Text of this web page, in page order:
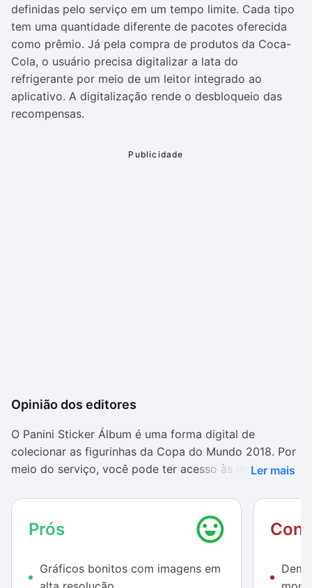
definidas pelo serviço em um tempo limite. Cada tipo
tem uma quantidade diferente de pacotes oferecida
como prêmio. Já pela compra de produtos da Coca-
Cola, o usuário precisa digitalizar a lata do
refrigerante por meio de um leitor integrado ao
aplicativo. A digitalização rende o desbloqueio das
recompensas.
Opinião dos editores
O Panini Sticker Álbum é uma forma digital de
colecionar as figurinhas da Copa do Mundo 2018. Por
meio do serviço, você pode ter acesso às imagens
competição na Rússia.
Com uma interface atrativa e colorida, o aplicativo
que facilita a visualização. Sofisticado, ele também é
Ler mais
Prós
Gráficos bonitos com imagens em